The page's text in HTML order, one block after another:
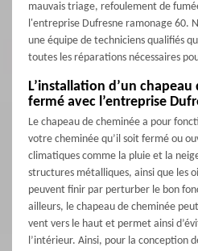
mauvais triage, refoulement de
l'entreprise Dufresne ramonage 60.
une équipe de techniciens qualifiés
toutes les réparations nécessaires
L’installation d’un
fermé avec l’entreprise
Le chapeau de cheminée a pour
votre cheminée qu’il soit fermé ou
climatiques comme la pluie et la
structures métalliques, ainsi que les
peuvent finir par perturber le bon
ailleurs, le chapeau de cheminée
vent vers le haut et permet ainsi
l’intérieur. Ainsi, pour la conception